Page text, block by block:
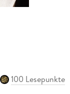
100 Lesepunkte